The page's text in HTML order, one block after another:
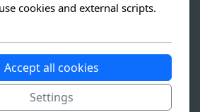
Li Po Avenue
réservés -Conditions générales
cookies and external scripts.
Accept all cookies
Settings